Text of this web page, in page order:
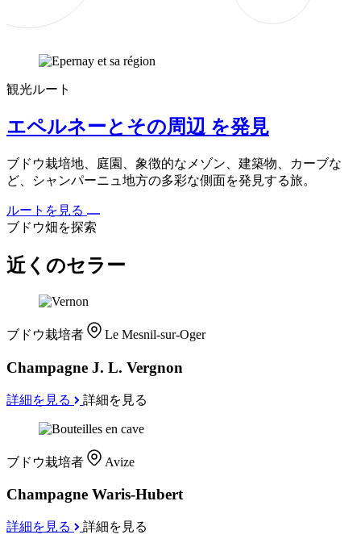
観光ルート
エペルネーとその周辺 を発見
ブドウ栽培地、庭園、象徴的なメゾン、建築物、カーブな
ど、シャンパーニュ地方の多彩な側面を発見する旅。
ルートを見る
ブドウ畑を探索
近くのセラー
ブドウ栽培者 Le Mesnil-sur-Oger
Champagne J. L. Vergnon
詳細を見る 詳細を見る
ブドウ栽培者 Avize
Champagne Waris-Hubert
詳細を見る 詳細を見る